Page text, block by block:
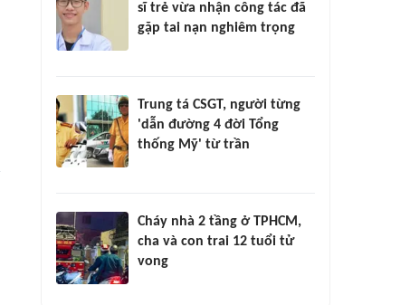
sĩ trẻ vừa nhận công tác đã
gặp tai nạn nghiêm trọng
Trung tá CSGT, người từng
'dẫn đường 4 đời Tổng
thống Mỹ' từ trần
Cháy nhà 2 tầng ở TPHCM,
cha và con trai 12 tuổi tử
vong